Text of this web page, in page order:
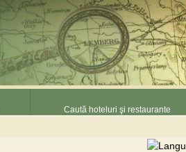
Caută hoteluri şi restaurante